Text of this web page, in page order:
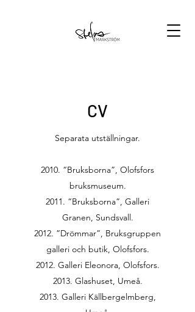
CV
Separata utställningar.
2010. “Bruksborna”, Olofsfors
bruksmuseum.
2011. “Bruksborna”, Galleri
Granen, Sundsvall.
2012. ”Drömmar”, Bruksgruppen
galleri och butik, Olofsfors.
2012. Galleri Eleonora, Olofsfors.
2013. Glashuset, Umeå.
2013. Galleri Källbergelmberg,